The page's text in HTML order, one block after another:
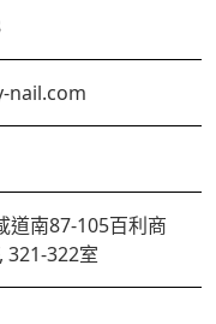
nail.com
道南87-105百利商
321-322室